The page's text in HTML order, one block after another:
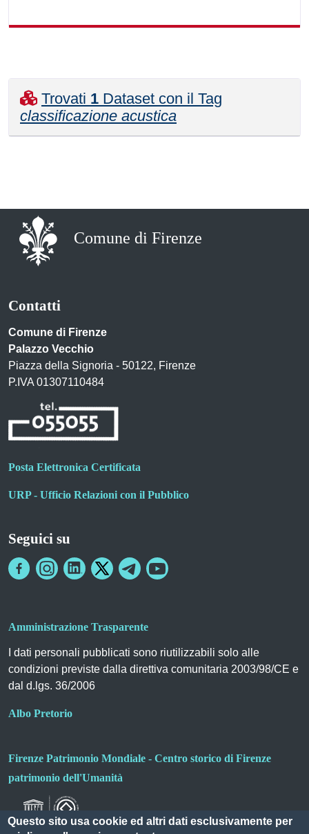
Trovati 1 Dataset con il Tag
classificazione acustica
Comune di Firenze
Contatti
Comune di Firenze
Palazzo Vecchio
Piazza della Signoria - 50122, Firenze
P.IVA 01307110484
Posta Elettronica Certificata
URP - Ufficio Relazioni con il Pubblico
Seguici su
Amministrazione Trasparente
I dati personali pubblicati sono riutilizzabili solo alle
condizioni previste dalla direttiva comunitaria 2003/98/CE e
dal d.lgs. 36/2006
Albo Pretorio
Firenze Patrimonio Mondiale - Centro storico di Firenze
patrimonio dell'Umanità
Questo sito usa cookie ed altri dati esclusivamente per